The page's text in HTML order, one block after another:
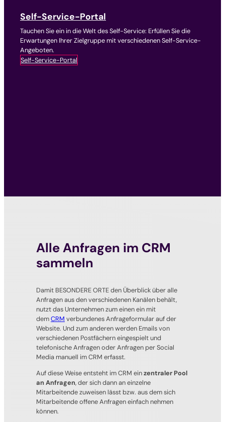
Self-Service-Portal
Tauchen Sie ein in die Welt des Self-Service: Erfüllen Sie die
Erwartungen Ihrer Zielgruppe mit verschiedenen Self-Service-
Angeboten.
Self-Service-Portal
Alle Anfragen im CRM
sammeln
Damit BESONDERE ORTE den Überblick über alle
Anfragen aus den verschiedenen Kanälen behält,
nutzt das Unternehmen zum einen ein mit
demCRM verbundenes Anfrageformular auf der
Website. Und zum anderen werden Emails von
verschiedenen Postfächern eingespielt und
telefonische Anfragen oder Anfragen per Social
Media manuell im CRM erfasst.
Auf diese Weise entsteht im CRM einzentraler Pool
an Anfragen, der sich dann an einzelne
Mitarbeitende zuweisen lässt bzw. aus dem sich
Mitarbeitende offene Anfragen einfach nehmen
können.